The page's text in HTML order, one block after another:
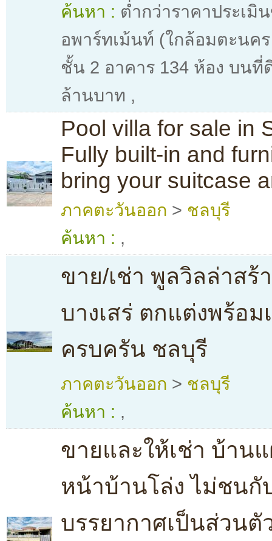
ค้นหา : ต่ำกว่าราคาประเมิ
อพาร์ทเม้นท์ (ใกล้อมตะนค
ชั้น 2 อาคาร 134 ห้อง บนที่
ล้านบาท ,
Pool villa for sale in
Fully built-in and
bring your suitcase
ภาคตะวันออก > ชลบุรี
ค้นหา : ,
ขาย/เช่า พูลวิลล่าสร้
บางเสร่ ตกแต่งพร้อม
ครบครัน ชลบุรี
ภาคตะวันออก > ชลบุรี
ค้นหา : ,
ขายและให้เช่า บ้าน
หน้าบ้านโล่ง ไม่ชนกั
บรรยากาศเป็นส่วนตั